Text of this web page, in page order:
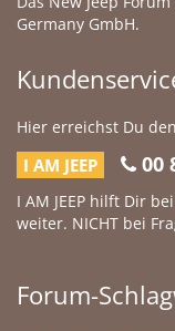
Germany GmbH.
Hier erreichst Du
I AM JEEP 00
I AM JEEP hilft Dir
weiter. NICHT bei
Forum-